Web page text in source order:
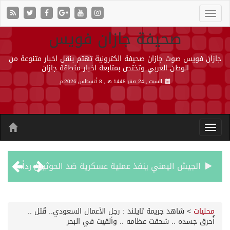
صحيفة جازان فويس
جازان فويس صوت جازان صحيفة الكترونية تهتم بنقل اخبار متنوعة من
الوطن العربي وتختص بمتابعة اخبار منطقة جازان
السبت , 24 صفر 1448 هـ , 8 أغسطس 2026 م
الجيش اليمني ينفذ عملية عسكرية ضد الحوثيين رداً على هجماتهم
محليات > شاهد جريمة تايلند : رجل الأعمال السعودي.. قُتل ..
أُحرق جسده .. سُحقت عظامه .. وألقيت في البحر